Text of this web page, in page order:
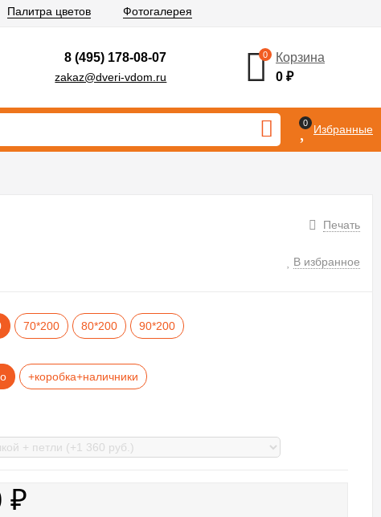
Палитра цветов Фотогалерея
8 (495) 178-08-07
zakaz@dveri-vdom.ru
0
Корзина
0₽
0 Избранные
Печать
В избранное
70*200 80*200 90*200
+коробка+наличники
₽